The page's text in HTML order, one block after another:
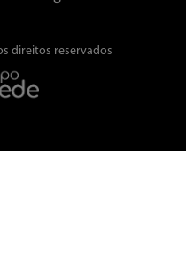
direitos reservados